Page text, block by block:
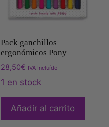
Pack ganchillos
ergonómicos Pony
28,50€ IVA Incluído
1 en stock
Añadir al carrito